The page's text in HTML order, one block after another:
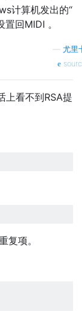
计算机发出的“
回MIDI 。
尤里
上看不到RSA提
复项。